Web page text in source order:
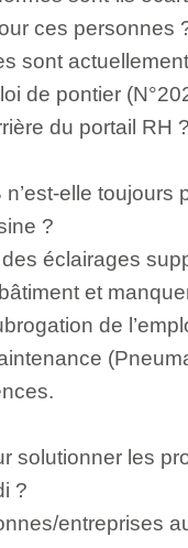
ces personnes
sont
de pontier
du portail RH
elle
?
éclairages
et
de
solutionner les
?
entreprises